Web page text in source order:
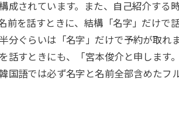
成されています。また、自己紹介する
前を話すときに、結構「名字」だけで
分ぐらいは「名字」だけで予約が取れ
話すときにも、「宮本俊介と申します
国語では必ず名字と名前全部含めたフ